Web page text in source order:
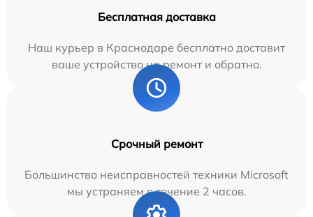
Бесплатная доставка
Наш курьер в Краснодаре бесплатно доставит
ваше устройство на ремонт и обратно.
Срочный ремонт
Большинство неисправностей техники Microsoft
мы устраняем в течение 2 часов.